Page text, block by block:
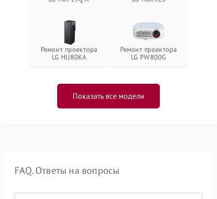
Ремонт проектора
LG HU80KA
Ремонт проектора
LG PW800G
Показать все модели
FAQ. Ответы на вопросы